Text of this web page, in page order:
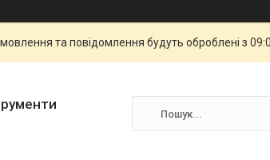
та повідомлення будуть оброблені з